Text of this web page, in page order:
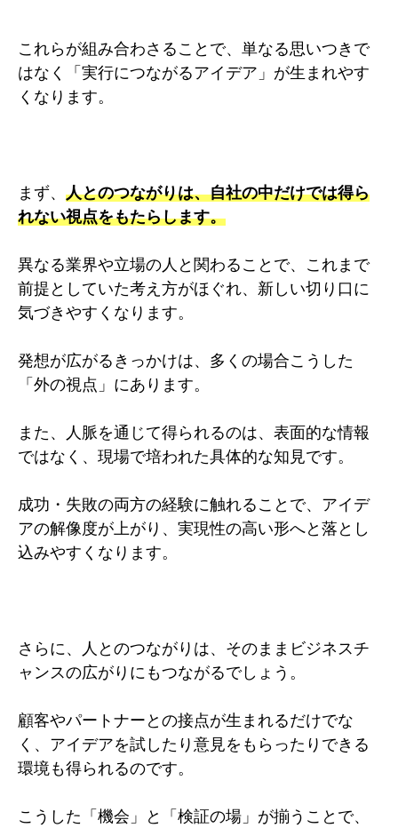
これらが組み合わさることで、単なる思いつきで
はなく「実行につながるアイデア」が生まれやす
くなります。
まず、 人とのつながりは、自社の中だけでは得ら
れない視点をもたらします。
異なる業界や立場の人と関わることで、これまで
前提としていた考え方がほぐれ、新しい切り口に
気づきやすくなります。
発想が広がるきっかけは、多くの場合こうした
「外の視点」にあります。
また、人脈を通じて得られるのは、表面的な情報
ではなく、現場で培われた具体的な知見です。
成功・失敗の両方の経験に触れることで、アイデ
アの解像度が上がり、実現性の高い形へと落とし
込みやすくなります。
さらに、人とのつながりは、そのままビジネスチ
ャンスの広がりにもつながるでしょう。
顧客やパートナーとの接点が生まれるだけでな
く、アイデアを試したり意見をもらったりできる
環境も得られるのです。
こうした「機会」と「検証の場」が揃うことで、